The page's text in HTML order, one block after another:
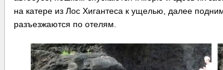
на катере из Лос Хигантеса к ущелью, далее
разъезжаются по отелям.